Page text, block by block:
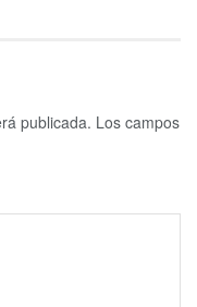
publicada. Los campos